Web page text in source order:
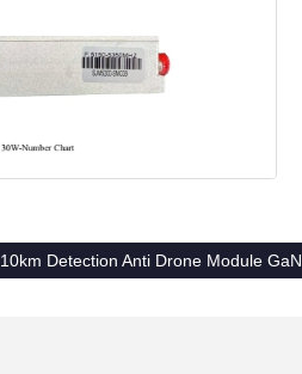
10km Detection Anti Drone Module GaN